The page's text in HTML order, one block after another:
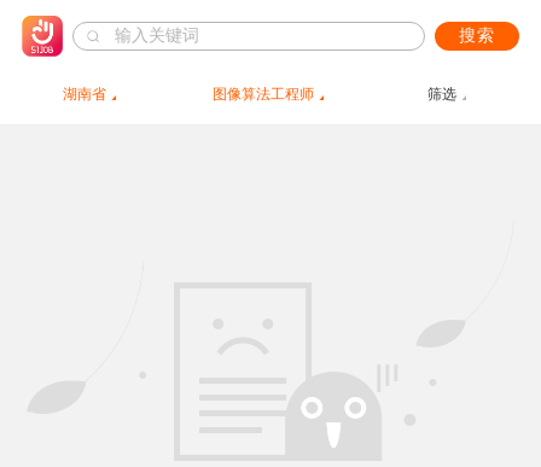
搜索
湖南省 图像算法工程师 筛选